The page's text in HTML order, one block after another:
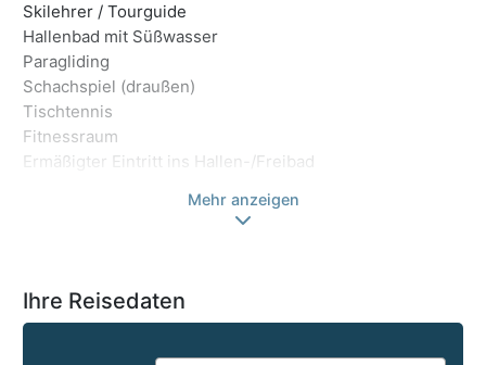
Skilehrer / Tourguide
Hallenbad mit Süßwasser
Paragliding
Schachspiel (draußen)
Tischtennis
Fitnessraum
Ermäßigter Eintritt ins Hallen-/Freibad
Mehr anzeigen
Ihre Reisedaten